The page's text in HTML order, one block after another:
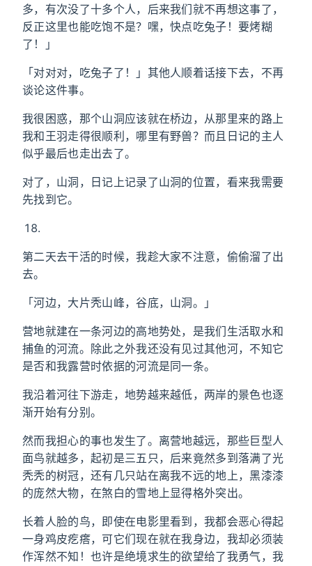
多，有次没了十多个人，后来我们就不再想这事了，
反正这里也能吃饱不是？嘿，快点吃兔子！要烤糊
了！」
「对对对，吃兔子了！」其他人顺着话接下去，不再
谈论这件事。
我很困惑，那个山洞应该就在桥边，从那里来的路上
我和王羽走得很顺利，哪里有野兽？而且日记的主人
似乎最后也走出去了。
对了，山洞，日记上记录了山洞的位置，看来我需要
先找到它。
第二天去干活的时候，我趁大家不注意，偷偷溜了出
去。
「河边，大片秃山峰，谷底，山洞。」
营地就建在一条河边的高地势处，是我们生活取水和
捕鱼的河流。除此之外我还没有见过其他河，不知它
是否和我露营时依据的河流是同一条。
我沿着河往下游走，地势越来越低，两岸的景色也逐
渐开始有分别。
然而我担心的事也发生了。离营地越远，那些巨型人
面鸟就越多，起初是三五只，后来竟然多到落满了光
秃秃的树冠，还有几只站在离我不远的地上，黑漆漆
的庞然大物，在煞白的雪地上显得格外突出。
长着人脸的鸟，即使在电影里看到，我都会恶心得起
一身鸡皮疙瘩，可它们现在就在我身边，我却必须装
作浑然不知！也许是绝境求生的欲望给了我勇气，我